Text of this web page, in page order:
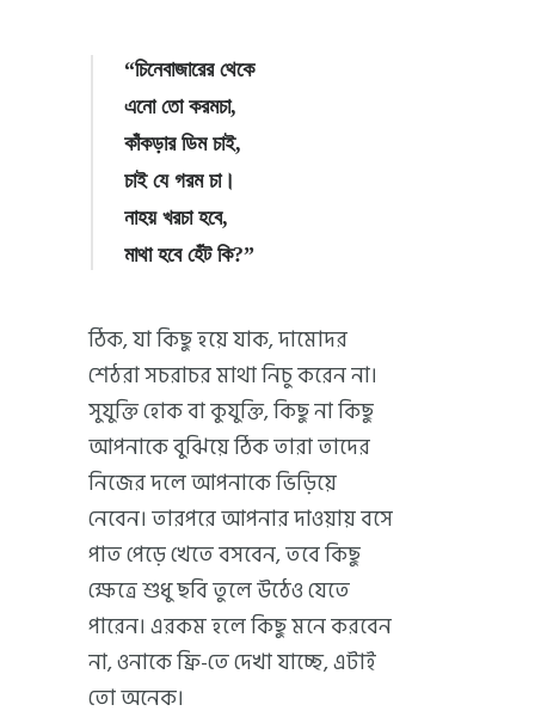
“চিনেবাজারের থেকে
এনো তো করমচা,
কাঁকড়ার ডিম চাই,
চাই যে গরম চা।
নাহয় খরচা হবে,
মাথা হবে হেঁট কি?”
ঠিক, যা কিছু হয়ে যাক, দামোদর
শেঠরা সচরাচর মাথা নিচু করেন না।
সুযুক্তি হোক বা কুযুক্তি, কিছু না কিছু
আপনাকে বুঝিয়ে ঠিক তারা তাদের
নিজের দলে আপনাকে ভিড়িয়ে
নেবেন। তারপরে আপনার দাওয়ায় বসে
পাত পেড়ে খেতে বসবেন, তবে কিছু
ক্ষেত্রে শুধু ছবি তুলে উঠেও যেতে
পারেন। এরকম হলে কিছু মনে করবেন
না, ওনাকে ফ্রি-তে দেখা যাচ্ছে, এটাই
তো অনেক।